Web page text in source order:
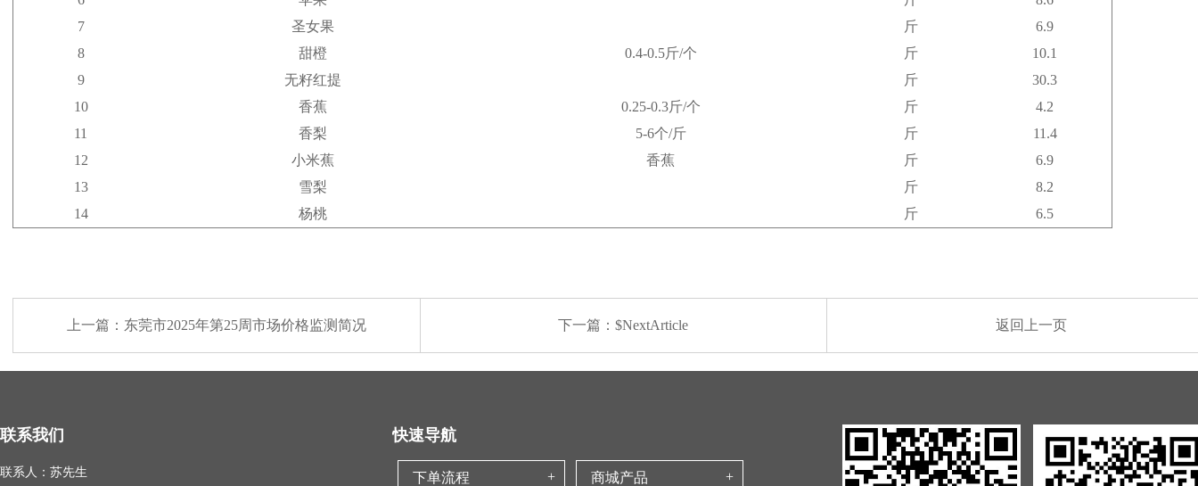
7
圣女果 斤
6.9
8
甜橙 0.4-0.5斤/个 斤
10.1
9
无籽红提 斤
30.3
10
香蕉 0.25-0.3斤/个 斤
4.2
11
香梨 5-6个/斤 斤
11.4
12
小米蕉 香蕉 斤
6.9
13
雪梨 斤
8.2
14
杨桃 斤 6.5
上一篇： 东莞市2025年第25周市场价格监测简况 下一篇：$NextArticle 返回上一页
联系我们
联系人：苏先生
快速导航
下单流程 商城产品